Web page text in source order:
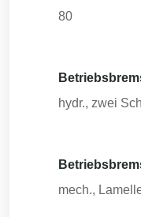
80
hydr., zwei
mech.,